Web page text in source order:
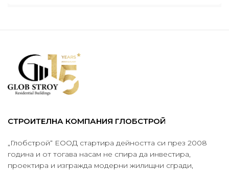
СТРОИТЕЛНА КОМПАНИЯ ГЛОБСТРОЙ
„Глобстрой“ ЕООД стартира дейността си през 2008
година и от тогава насам не спира да инвестира,
проектира и изгражда модерни жилищни сгради,